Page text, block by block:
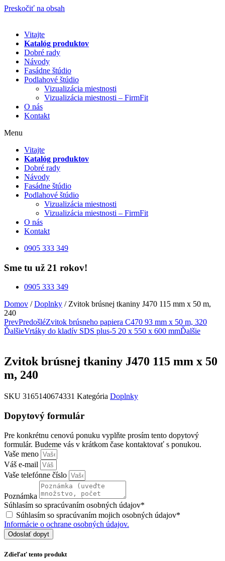
Preskočiť na obsah
Vitajte
Katalóg produktov
Dobré rady
Návody
Fasádne štúdio
Podlahové štúdio
Vizualizácia miestnosti
Vizualizácia miestnosti – FirmFit
O nás
Kontakt
Menu
Vitajte
Katalóg produktov
Dobré rady
Návody
Fasádne štúdio
Podlahové štúdio
Vizualizácia miestnosti
Vizualizácia miestnosti – FirmFit
O nás
Kontakt
0905 333 349
Sme tu už 21 rokov!
0905 333 349
Domov /Doplnky / Zvitok brúsnej tkaniny J470 115 mm x 50 m,
240
PrevPredošléZvitok brúsneho papiera C470 93 mm x 50 m, 320
ĎalšieVrtáky do kladív SDS plus-5 20 x 550 x 600 mmĎalšie
Zvitok brúsnej tkaniny J470 115 mm x 50
m, 240
SKU 3165140674331 Kategória Doplnky
Dopytový formulár
Pre konkrétnu cenovú ponuku vyplňte prosím tento dopytový
formulár. Budeme vás v krátkom čase kontaktovať s ponukou.
Vaše meno
Váš e-mail
Vaše telefónne číslo
Poznámka
Súhlasím so spracúvaním osobných údajov*
Súhlasím so spracúvaním mojich osobných údajov*
Informácie o ochrane osobných údajov.
Odoslať dopyt
Zdieľať tento produkt